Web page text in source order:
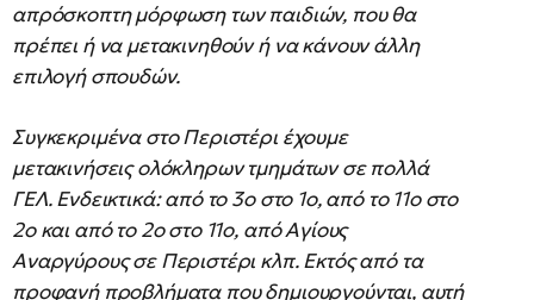
απρόσκοπτη μόρφωση των παιδιών, που θα
πρέπει ή να μετακινηθούν ή να κάνουν άλλη
επιλογή σπουδών.
Συγκεκριμένα στο Περιστέρι έχουμε
μετακινήσεις ολόκληρων τμημάτων σε πολλά
ΓΕΛ. Ενδεικτικά: από το 3ο στο 1ο, από το 11ο στο
2ο και από το 2ο στο 11ο, από Αγίους
Αναργύρους σε Περιστέρι κλπ. Εκτός από τα
προφανή προβλήματα που δημιουργούνται, αυτή